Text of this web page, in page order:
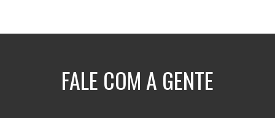
FALE COM A GENTE